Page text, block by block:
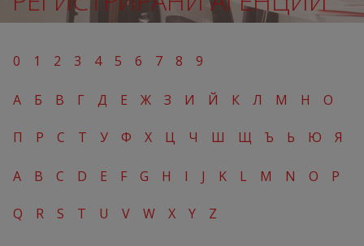
0 1 2 3 4 5 6 7 8 9
А Б В Г Д Е Ж З И Й К Л М Н О
П Р С Т У Ф Х Ц Ч Ш Щ Ъ Ь Ю Я
A B C D E F G H I J K L M N O P
Q R S T U V W X Y Z